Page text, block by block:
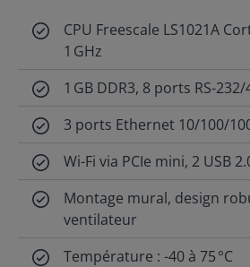
CPU Freescale LS1021A
1 GHz
1 GB DDR3, 8 ports RS-
3 ports Ethernet 10/100/
Wi-Fi via PCIe mini, 2 USB
Montage mural, design
ventilateur
Température : -40 à 75 °C